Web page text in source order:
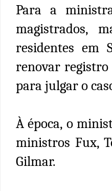
Para a
magistrados,
residentes em
renovar registro
para julgar o
À época, o
ministros Fux,
Gilmar.